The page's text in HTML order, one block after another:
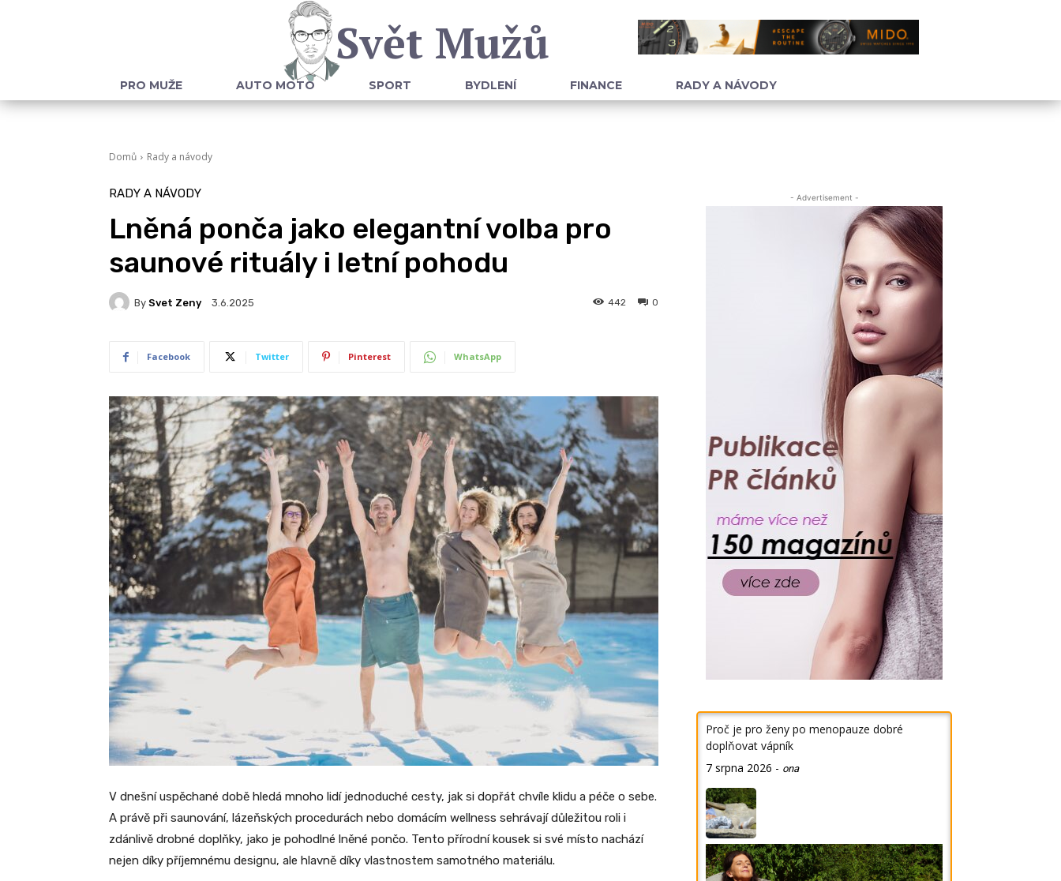
Svět Mužů
PRO MUŽE AUTO MOTO SPORT BYDLENÍ FINANCE RADY A NÁVODY
Domů Rady a návody
RADY A NÁVODY
Lněná ponča jako elegantní volba pro
saunové rituály i letní pohodu
By Svet Zeny 3.6.2025 0
442
Facebook Twitter Pinterest WhatsApp
V dnešní uspěchané době hledá mnoho lidí jednoduché cesty, jak si dopřát chvíle klidu a péče o sebe.
A právě při saunování, lázeňských procedurách nebo domácím wellness sehrávají důležitou roli i
zdánlivě drobné doplňky, jako je pohodlné lněné pončo. Tento přírodní kousek si své místo nachází
nejen díky příjemnému designu, ale hlavně díky vlastnostem samotného materiálu.
- Advertisement -
Proč je pro ženy po menopauze dobré
doplňovat vápník
7 srpna 2026 - ona